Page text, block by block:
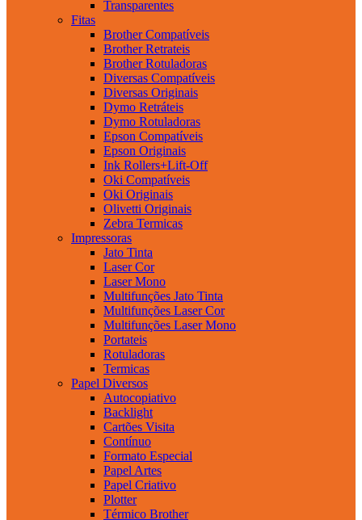
Transparentes
Fitas
Brother Compatíveis
Brother Retrateis
Brother Rotuladoras
Diversas Compatíveis
Diversas Originais
Dymo Retráteis
Dymo Rotuladoras
Epson Compatíveis
Epson Originais
Ink Rollers+Lift-Off
Oki Compatíveis
Oki Originais
Olivetti Originais
Zebra Termicas
Impressoras
Jato Tinta
Laser Cor
Laser Mono
Multifunções Jato Tinta
Multifunções Laser Cor
Multifunções Laser Mono
Portateis
Rotuladoras
Termicas
Papel Diversos
Autocopiativo
Backlight
Cartões Visita
Contínuo
Formato Especial
Papel Artes
Papel Criativo
Plotter
Térmico Brother